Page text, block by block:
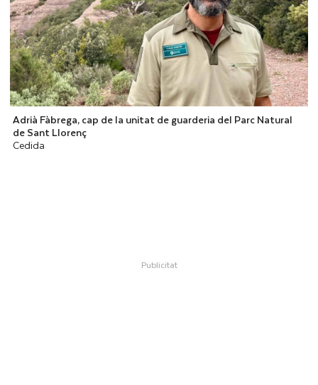
Adrià Fàbrega, cap de la unitat de guarderia del Parc Natural
de Sant Llorenç
Cedida